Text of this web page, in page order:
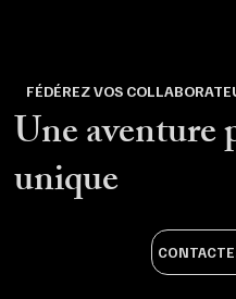
FÉDÉREZ VOS
Une aventure
unique